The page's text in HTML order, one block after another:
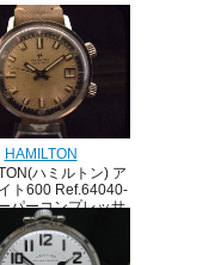
HAMILTON
ハミルトン) ア
ト600 Ref.64040-
パーコンプレッサ
ス Cal.64／自動巻
1960’s
SOLD